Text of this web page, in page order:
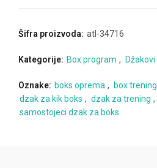
Šifra proizvoda: atl-34716
Kategorije: Box program , Džakovi
Oznake: boks oprema , box trening
dzak za kik boks , dzak za trening ,
samostojeci dzak za boks